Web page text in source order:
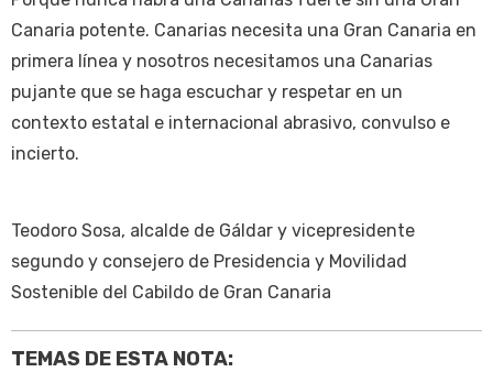
Canaria potente. Canarias necesita una Gran Canaria en
primera línea y nosotros necesitamos una Canarias
pujante que se haga escuchar y respetar en un
contexto estatal e internacional abrasivo, convulso e
incierto.
Teodoro Sosa, alcalde de Gáldar y vicepresidente
segundo y consejero de Presidencia y Movilidad
Sostenible del Cabildo de Gran Canaria
TEMAS DE ESTA NOTA: